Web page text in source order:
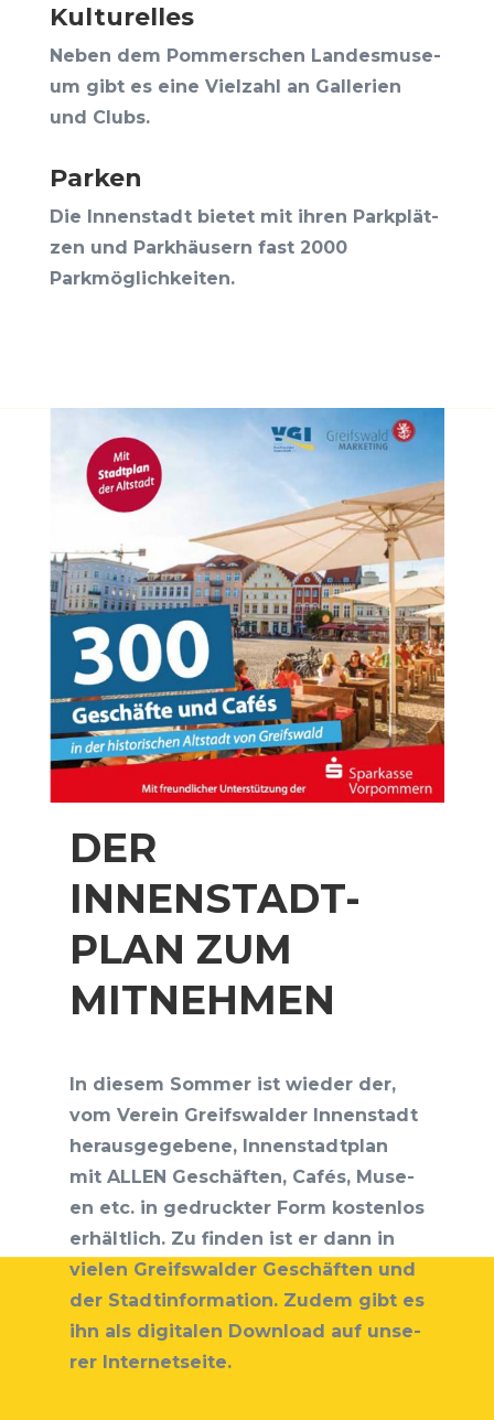
Kul­tu­rel­les
Neben dem Pom­mer­schen Lan­des­mu­se­
um gibt es eine Viel­zahl an Gal­le­rien
und Clubs.
Par­ken
Die Innen­stadt bie­tet mit ihren Park­plät­
zen und Park­häu­sern fast 2000
Parkmöglichkeiten.
DER
INNENSTADT-
PLAN ZUM
MITNEHMEN
In die­sem Som­mer ist wie­der der,
vom Ver­ein Greifs­wal­der Innen­stadt
her­aus­ge­ge­be­ne, Innen­stadt­plan
mit ALLEN Geschäf­ten, Cafés, Muse­
en etc. in gedruck­ter Form kos­ten­los
erhält­lich. Zu fin­den ist er dann in
vie­len Greifs­wal­der Geschäf­ten und
der Stadt­in­for­ma­ti­on. Zudem gibt es
ihn als digi­ta­len Down­load auf unse­
rer Internetseite.